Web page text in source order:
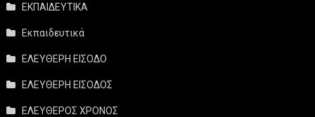
ΕΚΠΑΙΔΕΥΤΙΚΑ
Εκπαιδευτικά
ΕΛΕΥΘΕΡΗ ΕΙΣΟΔΟ
ΕΛΕΥΘΕΡΗ ΕΙΣΟΔΟΣ
ΕΛΕΥΘΕΡΟΣ ΧΡΟΝΟΣ